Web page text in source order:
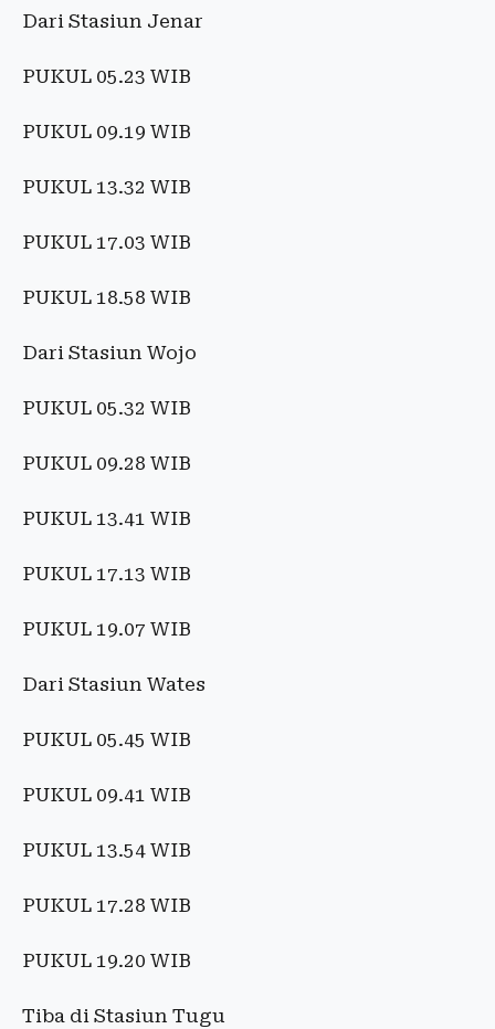
Dari Stasiun Jenar
PUKUL 05.23 WIB
PUKUL 09.19 WIB
PUKUL 13.32 WIB
PUKUL 17.03 WIB
PUKUL 18.58 WIB
Dari Stasiun Wojo
PUKUL 05.32 WIB
PUKUL 09.28 WIB
PUKUL 13.41 WIB
PUKUL 17.13 WIB
PUKUL 19.07 WIB
Dari Stasiun Wates
PUKUL 05.45 WIB
PUKUL 09.41 WIB
PUKUL 13.54 WIB
PUKUL 17.28 WIB
PUKUL 19.20 WIB
Tiba di Stasiun Tugu